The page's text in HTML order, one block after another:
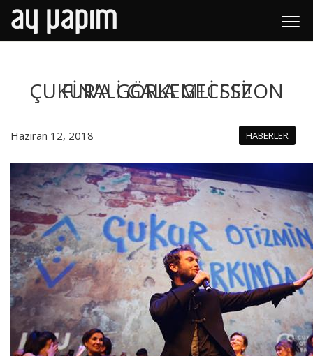
ÇUKUR’A GÖRKEMLİ SEZON FİNALİ GALA GECESİ!
Haziran 12, 2018 HABERLER